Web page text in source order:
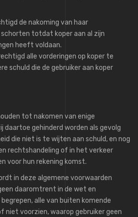
de nakoming van haar
totdat koper aan al zijn
heeft voldaan.
alle vorderingen op koper te
schuld die de gebruiker aan koper
tot nakomen van enige
daartoe gehinderd worden als gevolg
die niet is te wijten aan schuld, en nog
rechtshandeling of in het verkeer
voor hun rekening komst.
in deze algemene voorwaarden
daaromtrent in de wet en
alle van buiten komende
niet voorzien, waarop gebruiker geen